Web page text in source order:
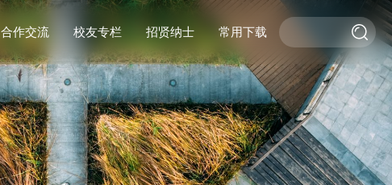
合作交流
国际交流
学术交流
校企合作
校友专栏
校友活动
校友风采
基金捐赠
杰出校友
招贤纳士 常用下载